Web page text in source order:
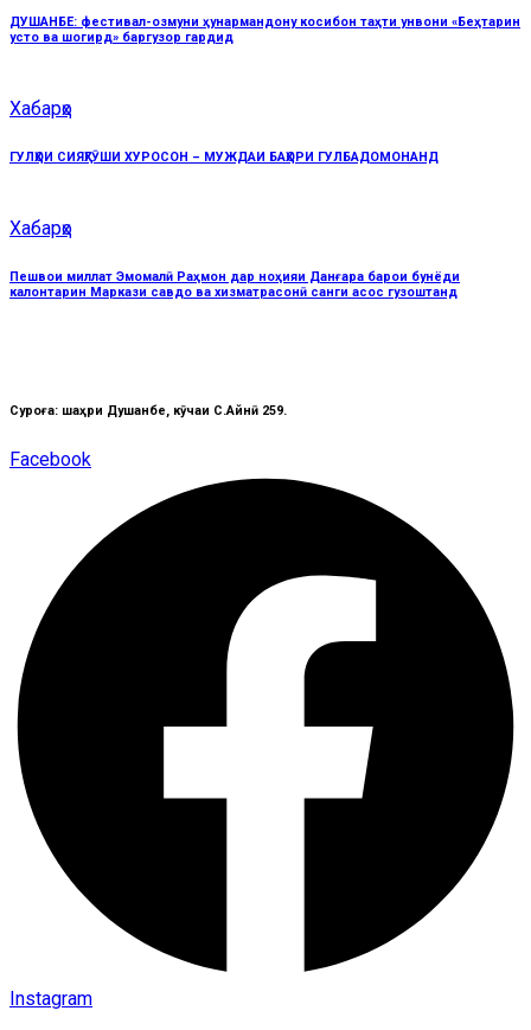
ДУШАНБЕ: фестивал-озмуни ҳунармандону косибон таҳти унвони «Беҳтарин
усто ва шогирд» баргузор гардид
Хабарҳо
ГУЛҲОИ СИЯҲГӮШИ ХУРОСОН – МУЖДАИ БАҲОРИ ГУЛБАДОМОНАНД
Хабарҳо
Пешвои миллат Эмомалӣ Раҳмон дар ноҳияи Данғара барои бунёди
калонтарин Маркази савдо ва хизматрасонӣ санги асос гузоштанд
Суроға: шаҳри Душанбе, кӯчаи C.Айнӣ 259.
Facebook
Instagram